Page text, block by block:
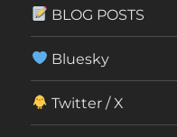
BLOG POSTS
Bluesky
Twitter / X